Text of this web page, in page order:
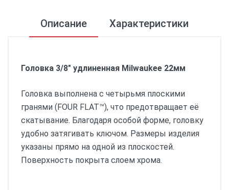
Описание Характеристики
Головка 3/8" удлиненная Milwaukee 22мм
Головка выполнена с четырьмя плоскими
гранями (FOUR FLAT™), что предотвращает её
скатывание. Благодаря особой форме, головку
удобно затягивать ключом. Размеры изделия
указаны прямо на одной из плоскостей.
Поверхность покрыта слоем хрома.